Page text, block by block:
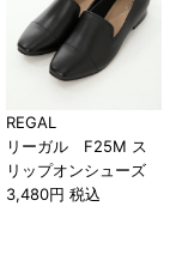
REGAL
リーガル F25M ス
リップオンシューズ
3,480円 税込